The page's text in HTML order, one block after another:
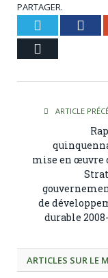
PARTAGER.
Twitter
ARTICLE
mise en œuvre
de
durable
ARTICLES SUR LE